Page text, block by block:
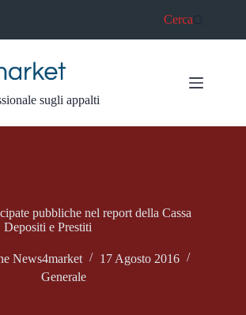
Cerca
sugli appalti
pubbliche nel report della Cassa
Depositi e Prestiti
News4market
17 Agosto 2016
Generale